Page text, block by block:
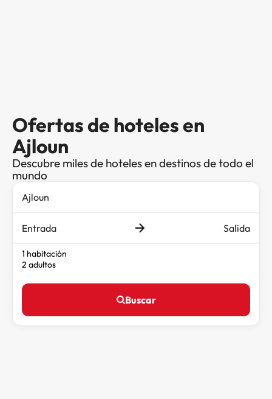
Ofertas de hoteles en
Ajloun
Descubre miles de hoteles en destinos de todo el
mundo
Entrada Salida
1 habitación
2 adultos
Buscar